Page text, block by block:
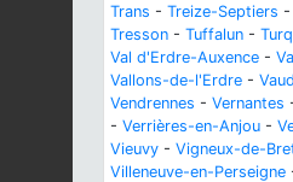
Trans - Treize-Septiers -
Tresson - Tuffalun -
Val d'Erdre-Auxence -
Vallons-de-l'Erdre -
Vendrennes - Vernantes
- Verrières-en-Anjou -
Vieuvy - Vigneux-de-
Villeneuve-en-Perseigne